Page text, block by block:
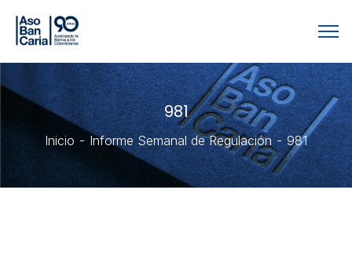
981
Inicio Informe Semanal de Regulación 981